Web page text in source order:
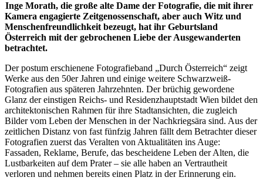
Inge Morath, die große alte Dame der Fotografie, die mit ihrer
Kamera engagierte Zeitgenossenschaft, aber auch Witz und
Menschenfreundlichkeit bezeugt, hat ihr Geburtsland
Österreich mit der gebrochenen Liebe der Ausgewanderten
betrachtet.
Der postum erschienene Fotografieband „Durch Österreich“ zeigt
Werke aus den 50er Jahren und einige weitere Schwarzweiß-
Fotografien aus späteren Jahrzehnten. Der brüchig gewordene
Glanz der einstigen Reichs- und Residenzhauptstadt Wien bildet den
architektonischen Rahmen für ihre Stadtansichten, die zugleich
Bilder vom Leben der Menschen in der Nachkriegsära sind. Aus der
zeitlichen Distanz von fast fünfzig Jahren fällt dem Betrachter dieser
Fotografien zuerst das Veralten von Aktualitäten ins Auge:
Fassaden, Reklame, Berufe, das bescheidene Leben der Alten, die
Lustbarkeiten auf dem Prater – sie alle haben an Vertrautheit
verloren und nehmen bereits einen Platz in der Erinnerung ein.